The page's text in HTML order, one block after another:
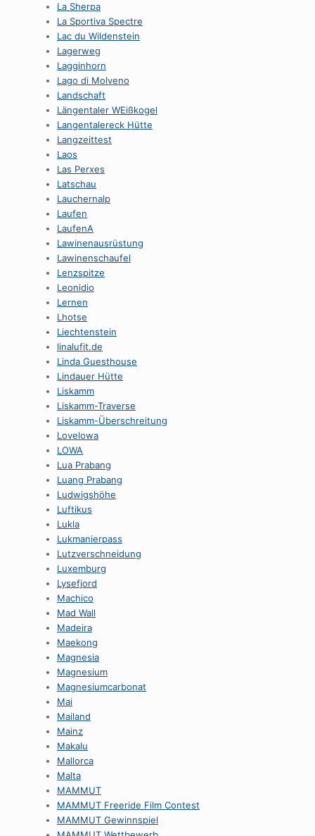
La Sherpa
La Sportiva Spectre
Lac du Wildenstein
Lagerweg
Lagginhorn
Lago di Molveno
Landschaft
Längentaler WEißkogel
Langentalereck Hütte
Langzeittest
Laos
Las Perxes
Latschau
Lauchernalp
Laufen
LaufenA
Lawinenausrüstung
Lawinenschaufel
Lenzspitze
Leonidio
Lernen
Lhotse
Liechtenstein
linalufit.de
Linda Guesthouse
Lindauer Hütte
Liskamm
Liskamm-Traverse
Liskamm-Überschreitung
Lovelowa
LOWA
Lua Prabang
Luang Prabang
Ludwigshöhe
Luftikus
Lukla
Lukmanierpass
Lutzverschneidung
Luxemburg
Lysefjord
Machico
Mad Wall
Madeira
Maekong
Magnesia
Magnesium
Magnesiumcarbonat
Mai
Mailand
Mainz
Makalu
Mallorca
Malta
MAMMUT
MAMMUT Freeride Film Contest
MAMMUT Gewinnspiel